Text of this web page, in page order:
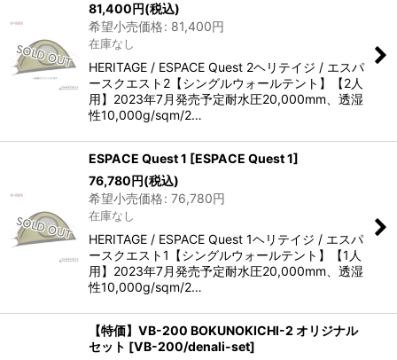
81,400円(税込)
希望小売価格: 81,400円
在庫なし
HERITAGE / ESPACE Quest 2ヘリテイジ / エスパ
ースクエスト2【シングルウォールテント】【2人
用】2023年7月発売予定耐水圧20,000mm、透湿
性10,000g/sqm/2…
ESPACE Quest 1 [ESPACE Quest 1]
76,780円(税込)
希望小売価格: 76,780円
在庫なし
HERITAGE / ESPACE Quest 1ヘリテイジ / エスパ
ースクエスト1【シングルウォールテント】【1人
用】2023年7月発売予定耐水圧20,000mm、透湿
性10,000g/sqm/2…
【特価】VB-200 BOKUNOKICHI-2 オリジナル
セット [VB-200/denali-set]